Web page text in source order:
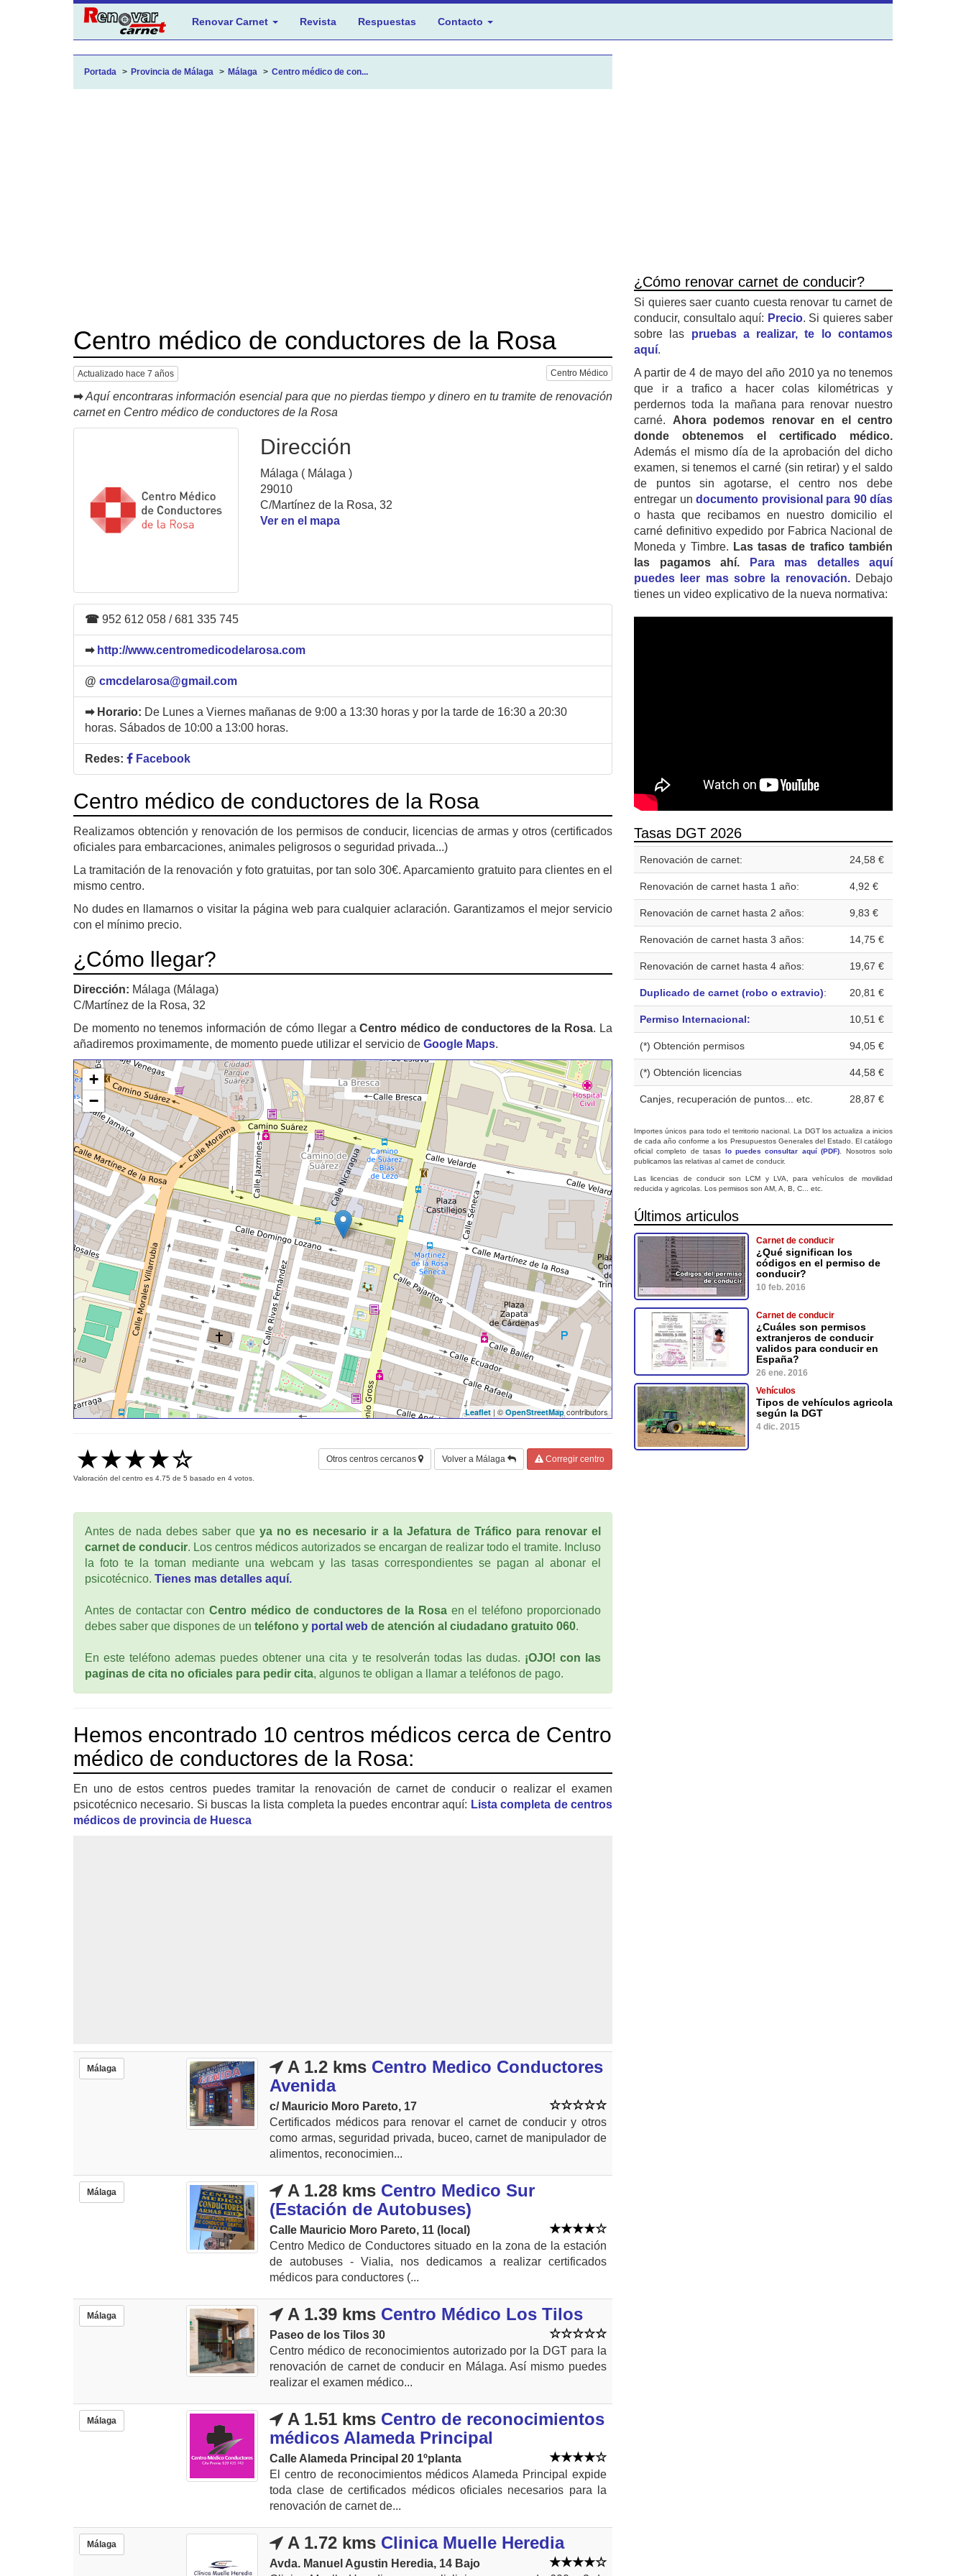
Renovar Carnet Revista Respuestas Contacto
Portada Provincia de Málaga Málaga Centro médico de con...
Centro médico de conductores de la Rosa
Actualizado hace 7 años Centro Médico
➡ Aquí encontraras información esencial para que no pierdas tiempo y dinero en tu tramite de renovación
carnet en Centro médico de conductores de la Rosa
Dirección
Málaga ( Málaga )
29010
C/Martínez de la Rosa, 32
Ver en el mapa
☎ 952 612 058 / 681 335 745
➡ http://www.centromedicodelarosa.com
@ cmcdelarosa@gmail.com
➡ Horario: De Lunes a Viernes mañanas de 9:00 a 13:30 horas y por la tarde de 16:30 a 20:30
horas. Sábados de 10:00 a 13:00 horas.
Redes: Facebook
Centro médico de conductores de la Rosa
Realizamos obtención y renovación de los permisos de conducir, licencias de armas y otros (certificados
oficiales para embarcaciones, animales peligrosos o seguridad privada...)
La tramitación de la renovación y foto gratuitas, por tan solo 30€. Aparcamiento gratuito para clientes en el
mismo centro.
No dudes en llamarnos o visitar la página web para cualquier aclaración. Garantizamos el mejor servicio
con el mínimo precio.
¿Cómo llegar?
Dirección: Málaga (Málaga)
C/Martínez de la Rosa, 32
De momento no tenemos información de cómo llegar aCentro médico de conductores de la Rosa. La
añadiremos proximamente, de momento puede utilizar el servicio de Google Maps.
+
−
Leaflet | © OpenStreetMapcontributors
Valoración del centro es 4.75 de 5 basado en 4 votos.
Otros centros cercanos Volver a Málaga Corregir centro
Antes de nada debes saber que ya no es necesario ir a la Jefatura de Tráfico para renovar el
carnet de conducir. Los centros médicos autorizados se encargan de realizar todo el tramite. Incluso
la foto te la toman mediante una webcam y las tasas correspondientes se pagan al abonar el
psicotécnico. Tienes mas detalles aquí.
Antes de contactar conCentro médico de conductores de la Rosaen el teléfono proporcionado
debes saber que dispones de un teléfono y portal web de atención al ciudadano gratuito 060.
En este teléfono ademas puedes obtener una cita y te resolverán todas las dudas. ¡OJO! con las
paginas de cita no oficiales para pedir cita, algunos te obligan a llamar a teléfonos de pago.
Hemos encontrado 10 centros médicos cerca de Centro
médico de conductores de la Rosa:
En uno de estos centros puedes tramitar la renovación de carnet de conducir o realizar el examen
psicotécnico necesario. Si buscas la lista completa la puedes encontrar aquí: Lista completa de centros
médicos de provincia de Huesca
Málaga A 1.2 kms Centro Medico Conductores
Avenida
c/ Mauricio Moro Pareto, 17
Certificados médicos para renovar el carnet de conducir y otros
como armas, seguridad privada, buceo, carnet de manipulador de
alimentos, reconocimien...
Málaga A 1.28 kms Centro Medico Sur
(Estación de Autobuses)
Calle Mauricio Moro Pareto, 11 (local)
Centro Medico de Conductores situado en la zona de la estación
de autobuses - Vialia, nos dedicamos a realizar certificados
médicos para conductores (...
Málaga A 1.39 kms Centro Médico Los Tilos
Paseo de los Tilos 30
Centro médico de reconocimientos autorizado por la DGT para la
renovación de carnet de conducir en Málaga. Así mismo puedes
realizar el examen médico...
Málaga A 1.51 kms Centro de reconocimientos
médicos Alameda Principal
Calle Alameda Principal 20 1ºplanta
El centro de reconocimientos médicos Alameda Principal expide
toda clase de certificados médicos oficiales necesarios para la
renovación de carnet de...
Málaga A 1.72 kms Clinica Muelle Heredia
Avda. Manuel Agustin Heredia, 14 Bajo
¿Cómo renovar carnet de conducir?
Si quieres saer cuanto cuesta renovar tu carnet de
conducir, consultalo aquí: Precio. Si quieres saber
sobre las pruebas a realizar, te lo contamos
aquí.
A partir de 4 de mayo del año 2010 ya no tenemos
que ir a trafico a hacer colas kilométricas y
perdernos toda la mañana para renovar nuestro
carné. Ahora podemos renovar en el centro
donde obtenemos el certificado médico.
Además el mismo día de la aprobación del dicho
examen, si tenemos el carné (sin retirar) y el saldo
de puntos sin agotarse, el centro nos debe
entregar un documento provisional para 90 días
o hasta que recibamos en nuestro domicilio el
carné definitivo expedido por Fabrica Nacional de
Moneda y Timbre. Las tasas de trafico también
las pagamos ahí.
Para mas detalles aquí
puedes leer mas sobre la renovación.Debajo
tienes un video explicativo de la nueva normativa:
Tasas DGT 2026
Renovación de carnet: 24,58 €
Renovación de carnet hasta 1 año: 4,92 €
Renovación de carnet hasta 2 años: 9,83 €
Renovación de carnet hasta 3 años: 14,75 €
Renovación de carnet hasta 4 años: 19,67 €
Duplicado de carnet (robo o extravio): 20,81 €
Permiso Internacional: 10,51 €
(*) Obtención permisos 94,05 €
(*) Obtención licencias 44,58 €
Canjes, recuperación de puntos... etc. 28,87 €
Importes únicos para todo el territorio nacional. La DGT los actualiza a inicios
de cada año conforme a los Presupuestos Generales del Estado. El catálogo
oficial completo de tasas lo puedes consultar aquí (PDF) . Nosotros solo
publicamos las relativas al carnet de conducir.
Las licencias de conducir son LCM y LVA, para vehículos de movilidad
reducida y agricolas. Los permisos son AM, A, B, C... etc.
Últimos articulos
Carnet de conducir
¿Qué significan los
códigos en el permiso de
conducir?
10 feb. 2016
Carnet de conducir
¿Cuáles son permisos
extranjeros de conducir
validos para conducir en
España?
26 ene. 2016
Vehículos
Tipos de vehículos agricola
según la DGT
4 dic. 2015